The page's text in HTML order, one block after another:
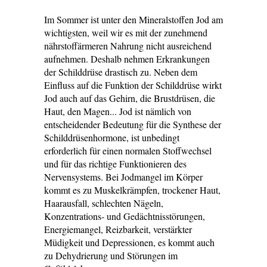
Im Sommer ist unter den Mineralstoffen Jod am
wichtigsten, weil wir es mit der zunehmend
nährstoffärmeren Nahrung nicht ausreichend
aufnehmen. Deshalb nehmen Erkrankungen
der Schilddrüse drastisch zu. Neben dem
Einfluss auf die Funktion der Schilddrüse wirkt
Jod auch auf das Gehirn, die Brustdrüsen, die
Haut, den Magen... Jod ist nämlich von
entscheidender Bedeutung für die Synthese der
Schilddrüsenhormone, ist unbedingt
erforderlich für einen normalen Stoffwechsel
und für das richtige Funktionieren des
Nervensystems. Bei Jodmangel im Körper
kommt es zu Muskelkrämpfen, trockener Haut,
Haarausfall, schlechten Nägeln,
Konzentrations- und Gedächtnisstörungen,
Energiemangel, Reizbarkeit, verstärkter
Müdigkeit und Depressionen, es kommt auch
zu Dehydrierung und Störungen im